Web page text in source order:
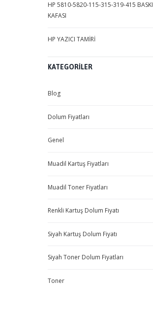
HP 5810-5820-115-315-319-415 BASKI
KAFASI
HP YAZICI TAMİRİ
KATEGORILER
Blog
Dolum Fiyatları
Genel
Muadil Kartuş Fiyatları
Muadil Toner Fiyatları
Renkli Kartuş Dolum Fiyatı
Siyah Kartuş Dolum Fiyatı
Siyah Toner Dolum Fiyatları
Toner